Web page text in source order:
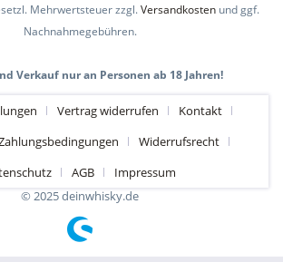
Mehrwertsteuer zzgl.Versandkosten und ggf.
Nachnahmegebühren.
Verkauf nur an Personen ab 18 Jahren!
Vertrag widerrufen
Kontakt
Widerrufsrecht
AGB
Impressum
© 2025 deinwhisky.de